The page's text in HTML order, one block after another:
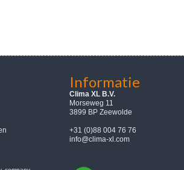
Informatie
Clima XL B.V.
Morseweg 11
3899 BP Zeewolde
+31 (0)88 004 76 76
info@clima-xl.com